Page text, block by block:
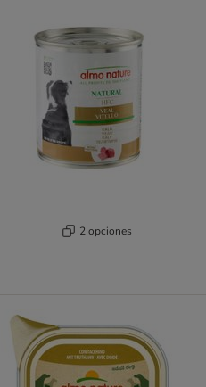
2 opciones